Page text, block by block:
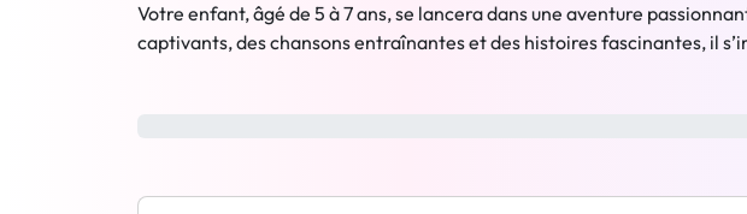
Votre enfant, âgé de 5 à 7 ans, se lancera dans une aventure
captivants, des chansons entraînantes et des histoires fascinantes, il